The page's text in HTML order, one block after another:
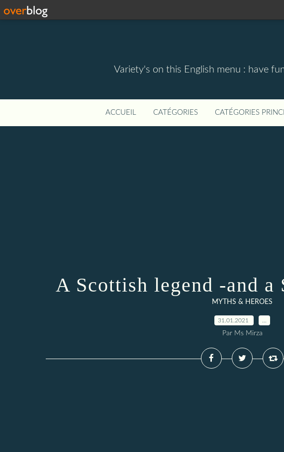
Variety's on this English menu : have
ACCUEIL CATÉGORIES CATÉGORIES
A Scottish legend -and a
MYTHS & HEROES
31.01.2021
Par Ms Mirza